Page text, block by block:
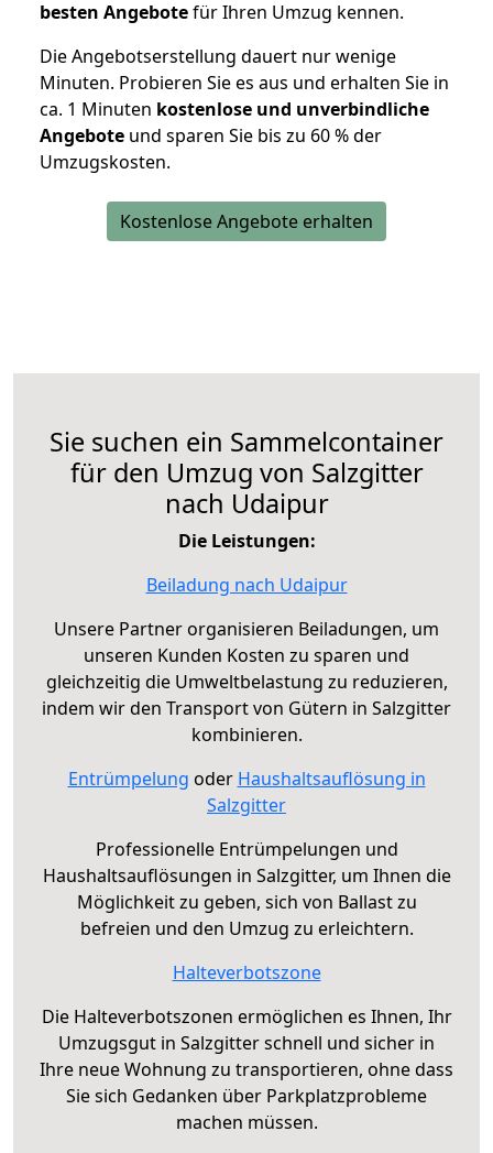
besten Angebotefür Ihren Umzug kennen.
Die Angebotserstellung dauert nur wenige
Minuten. Probieren Sie es aus und erhalten Sie in
ca. 1 Minuten kostenlose und unverbindliche
Angebote und sparen Sie bis zu 60 % der
Umzugskosten.
Kostenlose Angebote erhalten
Sie suchen ein Sammelcontainer
für den Umzug von Salzgitter
nach Udaipur
Die Leistungen:
Beiladung nach Udaipur
Unsere Partner organisieren Beiladungen, um
unseren Kunden Kosten zu sparen und
gleichzeitig die Umweltbelastung zu reduzieren,
indem wir den Transport von Gütern in Salzgitter
kombinieren.
Entrümpelung oder Haushaltsauflösung in
Salzgitter
Professionelle Entrümpelungen und
Haushaltsauflösungen in Salzgitter, um Ihnen die
Möglichkeit zu geben, sich von Ballast zu
befreien und den Umzug zu erleichtern.
Halteverbotszone
Die Halteverbotszonen ermöglichen es Ihnen, Ihr
Umzugsgut in Salzgitter schnell und sicher in
Ihre neue Wohnung zu transportieren, ohne dass
Sie sich Gedanken über Parkplatzprobleme
machen müssen.